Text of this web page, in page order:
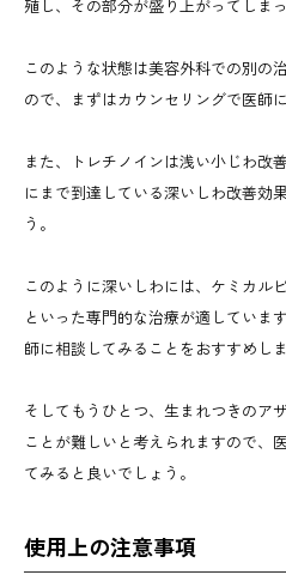
殖し、その部分が盛り上がってしま
このような状態は美容外科での別の
ので、まずはカウンセリングで医師
また、トレチノインは浅い小じわ改
にまで到達している深いしわ改善効
う。
このように深いしわには、ケミカル
といった専門的な治療が適していま
師に相談してみることをおすすめしま
そしてもうひとつ、生まれつきのア
ことが難しいと考えられますので、
てみると良いでしょう。
使用上の注意事項